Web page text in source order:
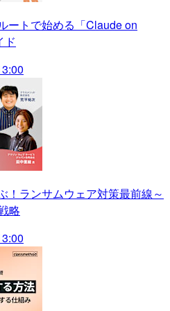
ートで始める「Claude on
ド
！ランサムウェア対策最前線～
略